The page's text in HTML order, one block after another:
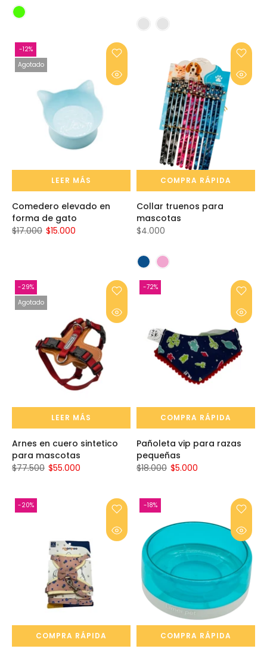
-12%
Agotado
LEER MÁS
Comedero elevado en
forma de gato
$17.000 $15.000
COMPRA RÁPIDA
Collar truenos para
mascotas
$4.000
-29%
Agotado
LEER MÁS
Arnes en cuero sintetico
para mascotas
$77.500 $55.000
-72%
COMPRA RÁPIDA
Pañoleta vip para razas
pequeñas
$18.000 $5.000
-20%
COMPRA RÁPIDA
-18%
COMPRA RÁPIDA